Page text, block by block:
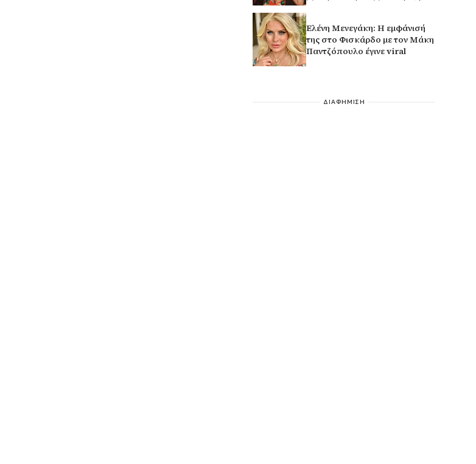
Ελένη Μενεγάκη: Η εμφάνισή
της στο Φισκάρδο με τον Μάκη
Παντζόπουλο έγινε viral
ΔΙΑΦΗΜΙΣΗ